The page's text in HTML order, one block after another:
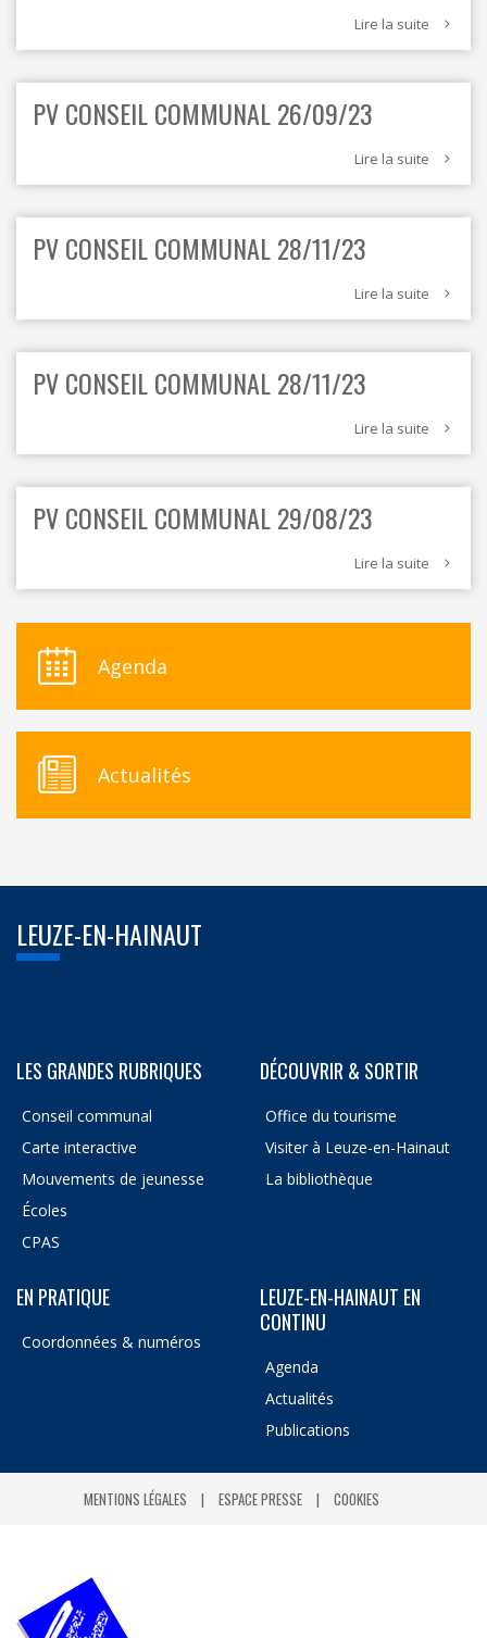
Lire la suite
PV CONSEIL COMMUNAL 26/09/23
Lire la suite
PV CONSEIL COMMUNAL 28/11/23
Lire la suite
PV CONSEIL COMMUNAL 28/11/23
Lire la suite
PV CONSEIL COMMUNAL 29/08/23
Lire la suite
Agenda
Actualités
LEUZE-EN-HAINAUT
LES GRANDES RUBRIQUES
Conseil communal
Carte interactive
Mouvements de jeunesse
Écoles
CPAS
DÉCOUVRIR & SORTIR
Office du tourisme
Visiter à Leuze-en-Hainaut
La bibliothèque
EN PRATIQUE
Coordonnées & numéros
LEUZE-EN-HAINAUT EN
CONTINU
Agenda
Actualités
Publications
MENTIONS LÉGALES ESPACE PRESSE COOKIES